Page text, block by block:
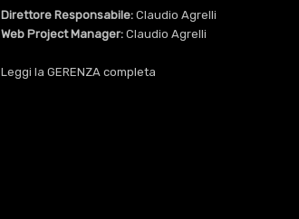
Direttore Responsabile: Claudio Agrelli
Web Project Manager: Claudio Agrelli
Leggi la GERENZA completa